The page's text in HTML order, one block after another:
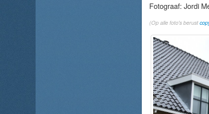
Fotograaf: Jordi
(Op alle foto's berust